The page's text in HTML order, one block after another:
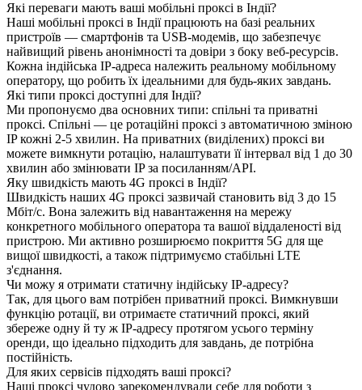
Які переваги мають ваші мобільні проксі в Індії?
Наші мобільні проксі в Індії працюють на базі реальних
пристроїв — смартфонів та USB-модемів, що забезпечує
найвищий рівень анонімності та довіри з боку веб-ресурсів.
Кожна індійська IP-адреса належить реальному мобільному
оператору, що робить їх ідеальними для будь-яких завдань.
Які типи проксі доступні для Індії?
Ми пропонуємо два основних типи: спільні та приватні
проксі. Спільні — це ротаційні проксі з автоматичною зміною
IP кожні 2-5 хвилин. На приватних (виділених) проксі ви
можете вимкнути ротацію, налаштувати її інтервал від 1 до 30
хвилин або змінювати IP за посиланням/API.
Яку швидкість мають 4G проксі в Індії?
Швидкість наших 4G проксі зазвичай становить від 3 до 15
Мбіт/с. Вона залежить від навантаження на мережу
конкретного мобільного оператора та вашої віддаленості від
пристрою. Ми активно розширюємо покриття 5G для ще
вищої швидкості, а також підтримуємо стабільні LTE
з'єднання.
Чи можу я отримати статичну індійську IP-адресу?
Так, для цього вам потрібен приватний проксі. Вимкнувши
функцію ротації, ви отримаєте статичний проксі, який
збереже одну й ту ж IP-адресу протягом усього терміну
оренди, що ідеально підходить для завдань, де потрібна
постійність.
Для яких сервісів підходять ваші проксі?
Наші проксі чудово зарекомендували себе для роботи з